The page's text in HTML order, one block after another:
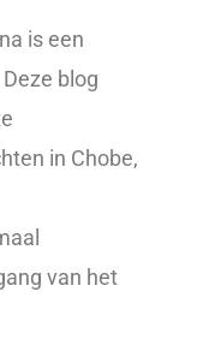
is een
blog
in Chobe,
van het